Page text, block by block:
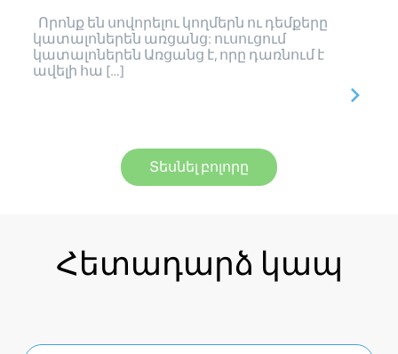
Որոնք են սովորելու կողմերն ու դեմքերը
կատալոներեն առցանց: ուսուցում
կատալոներեն Առցանց է, որը դառնում է
ավելի հա […]
Տեսնել բոլորը
Հետադարձ կապ